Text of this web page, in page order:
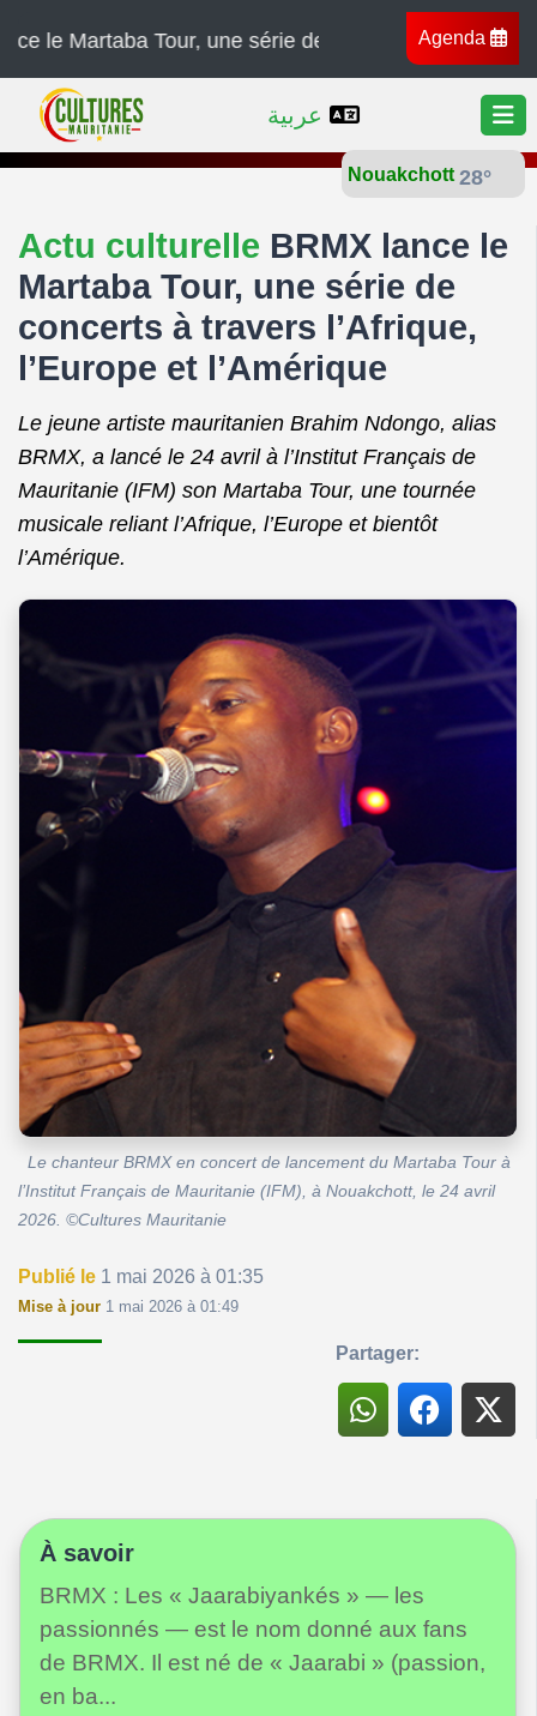
Agenda
Tour, une série de concerts à travers l’Afrique,
Nouakchott 28°
عربية
Actu culturelle BRMX lance le
Martaba Tour, une série de
concerts à travers l’Afrique,
l’Europe et l’Amérique
Le jeune artiste mauritanien Brahim Ndongo, alias
BRMX, a lancé le 24 avril à l’Institut Français de
Mauritanie (IFM) son Martaba Tour, une tournée
musicale reliant l’Afrique, l’Europe et bientôt
l’Amérique.
Le chanteur BRMX en concert de lancement du Martaba Tour à
l’Institut Français de Mauritanie (IFM), à Nouakchott, le 24 avril
2026. ©Cultures Mauritanie
Publié le 1 mai 2026 à 01:35
Mise à jour 1 mai 2026 à 01:49
Partager:
À savoir
BRMX : Les « Jaarabiyankés » — les
passionnés — est le nom donné aux fans
de BRMX. Il est né de « Jaarabi » (passion,
en ba...